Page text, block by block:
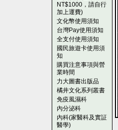
NT$1000，請自行
加上運費)
文化幣使用須知
台灣Pay使用須知
全支付使用須知
國民旅遊卡使用須
知
購買注意事項與營
業時間
力大圖書出版品
橘井文化系列叢書
免疫風濕科
內分泌科
內科(家醫科及實証
醫學)